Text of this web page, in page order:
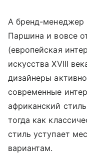
А бренд-менеджер
Паршина и вовсе
(европейская
искусства XVIII
дизайнеры
современные
африканский
тогда как
стиль уступает
вариантам.